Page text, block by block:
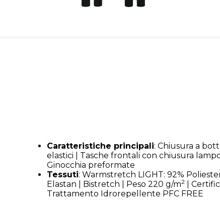
Caratteristiche principali: Chiusura a
elastici | Tasche frontali con chiusura
Ginocchia preformate
Tessuti: Warmstretch LIGHT: 92%
Elastan | Bistretch | Peso 220 g/m2
|
Trattamento Idrorepellente PFC FREE